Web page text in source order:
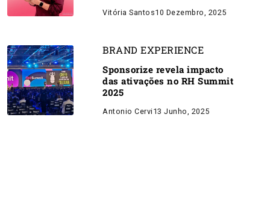
Vitória Santos10 Dezembro, 2025
BRAND EXPERIENCE
Sponsorize revela impacto
das ativações no RH Summit
2025
Antonio Cervi 13 Junho, 2025